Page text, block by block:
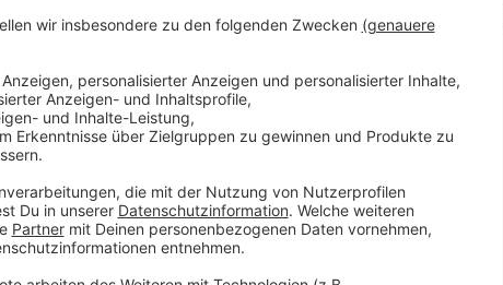
zu spielen. Bei der Neugestaltung sollen dafür alte Betonmauern
werden angelegt. Wenn alles beschlossen und genehmigt ist,
Anzeige
Weitere Links und Infos zum Thema
Anzeige